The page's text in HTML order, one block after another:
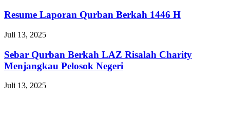
Resume Laporan Qurban Berkah 1446 H
Juli 13, 2025
Sebar Qurban Berkah LAZ Risalah Charity
Menjangkau Pelosok Negeri
Juli 13, 2025